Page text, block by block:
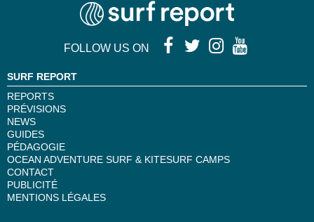
FOLLOW US ON
SURF REPORT
REPORTS
PRÉVISIONS
NEWS
GUIDES
PÉDAGOGIE
OCEAN ADVENTURE SURF & KITESURF CAMPS
CONTACT
PUBLICITÉ
MENTIONS LÉGALES